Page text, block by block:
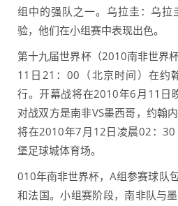
组中的强队之一。乌拉圭：乌
验，他们在小组赛中表现出色。
第十九届世界杯（2010南非世界
11日21：00（北京时间）在约
行。开幕战将在2010年6月11日
对战双方是南非VS墨西哥，约翰
将在2010年7月12日凌晨02：
堡足球城体育场。
010年南非世界杯，A组参赛球队
和法国。小组赛阶段，南非队与